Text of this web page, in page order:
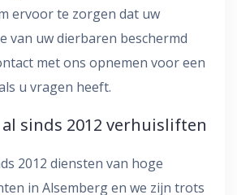
ervoor te zorgen dat uw
van uw dierbaren beschermd
met ons opnemen voor een
u vragen heeft.
sinds 2012 verhuisliften
2012 diensten van hoge
in Alsemberg en we zijn trots